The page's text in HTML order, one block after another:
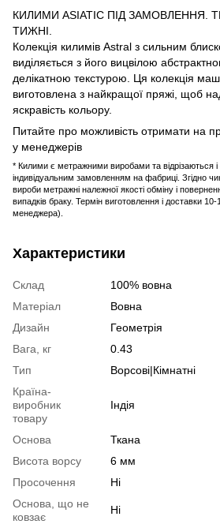
КИЛИМИ ASIATIC ПІД ЗАМОВЛЕННЯ.
ТИЖНІ.
Колекція килимів Astral з сильним
виділяється з його вицвілою
делікатною текстурою. Ця колекція
виготовлена ​​з найкращої пряжі, щоб
яскравість кольору.
Питайте про можливість отримати на
у менеджерів
* Килими є метражними виробами та відрізаються
індивідуальним замовленням на фабриці. Згідно
вироби метражні належної якості обміну і
випадків браку. Термін виготовлення і доставки
менеджера).
Характеристики
Склад
100% вовна
Матеріал
Вовна
Дизайн
Геометрія
Вага, кг
0.43
Тип
Ворсові|Кімнатні
Країна-
виробник
товару
Індія
Основа
Ткана
Висота ворсу
6 мм
Просочення
Ні
Основа, що не
ковзає
Ні